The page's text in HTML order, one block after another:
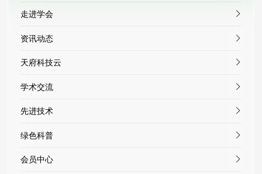
走进学会
资讯动态
天府科技云
学术交流
先进技术
绿色科普
会员中心